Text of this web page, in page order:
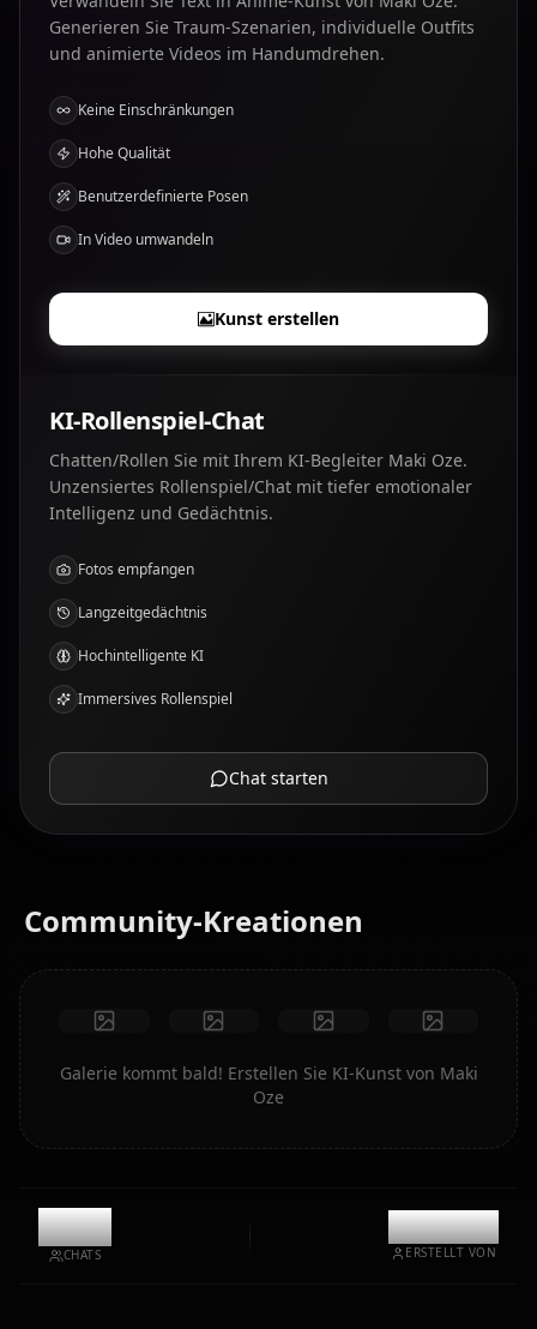
Generieren Sie Traum-Szenarien, individuelle Outfits
und animierte Videos im Handumdrehen.
Keine Einschränkungen
Hohe Qualität
Benutzerdefinierte Posen
In Video umwandeln
Kunst erstellen
KI-Rollenspiel-Chat
Chatten/Rollen Sie mit Ihrem KI-Begleiter Maki Oze.
Unzensiertes Rollenspiel/Chat mit tiefer emotionaler
Intelligenz und Gedächtnis.
Fotos empfangen
Langzeitgedächtnis
Hochintelligente KI
Immersives Rollenspiel
Chat starten
Community-Kreationen
Galerie kommt bald! Erstellen Sie KI-Kunst von Maki
Oze
10.5k
CHATS
@kanashi
ERSTELLT VON